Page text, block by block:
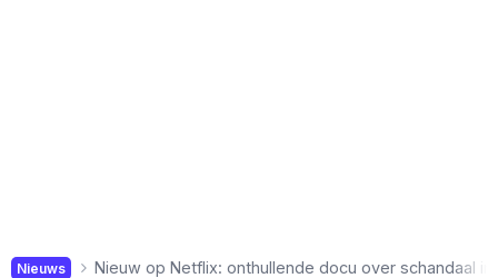
Nieuws Nieuw op Netflix: onthullende docu over schandaal